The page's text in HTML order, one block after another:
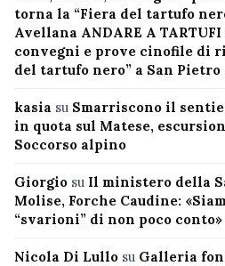
torna la “Fiera del tartufo
Avellana ANDARE A TARTUFI
convegni e prove cinofile di
del tartufo nero” a San
kasia su Smarriscono il
in quota sul Matese,
Soccorso alpino
Giorgio su Il ministero della
Molise, Forche Caudine:
“svarioni” di non poco conto»
Nicola Di Lullo su Galleria